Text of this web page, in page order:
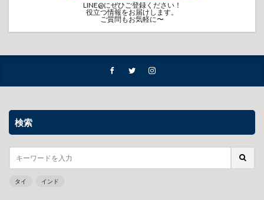
LINE@にぜひご登録ください！
役立つ情報をお届けします。
ご質問もお気軽に〜
検索
タイ インド